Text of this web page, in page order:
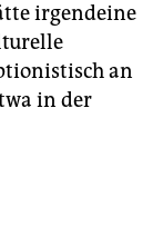
irgendeine
an
in der